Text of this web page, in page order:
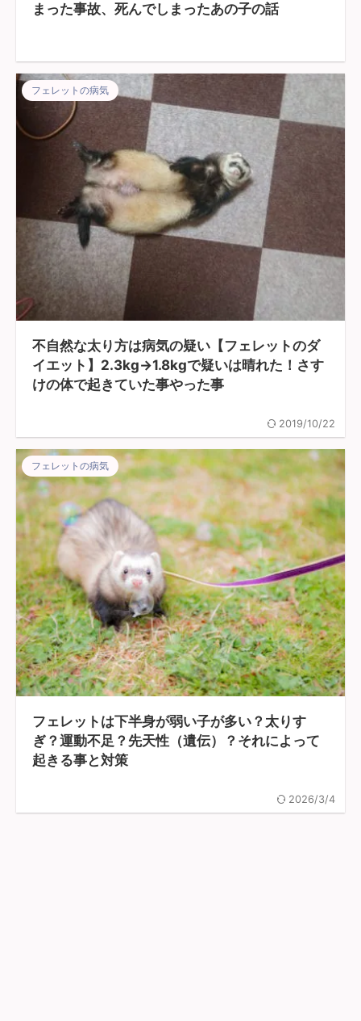
まった事故、死んでしまったあの子の話
フェレットの病気
不自然な太り方は病気の疑い【フェレットのダ
イエット】2.3kg→1.8kgで疑いは晴れた！さす
けの体で起きていた事やった事
2019/10/22
フェレットの病気
フェレットは下半身が弱い子が多い？太りす
ぎ？運動不足？先天性（遺伝）？それによって
起きる事と対策
2026/3/4